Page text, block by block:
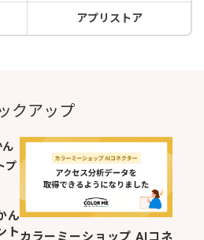
アプリストア
クアップ
ん
トカラーミーショップ AIコネ